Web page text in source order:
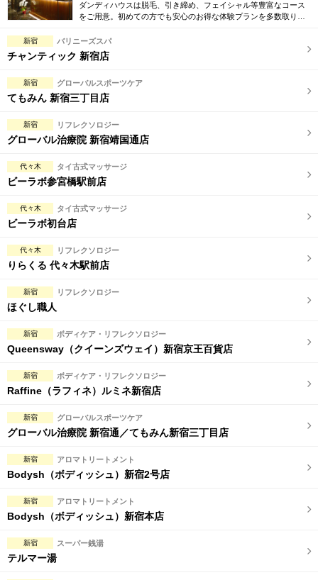
ダンディハウスは脱毛、引き締め、フェイシャル等豊富なコース
をご用意。初めての方でも安心のお得な体験プランを多数取り揃
った確かな技術がございます。
新宿 バリニーズスパ
チャンティック 新宿店
新宿 グローバルスポーツケア
てもみん 新宿三丁目店
新宿 リフレクソロジー
グローバル治療院 新宿靖国通店
代々木 タイ古式マッサージ
ビーラボ参宮橋駅前店
代々木 タイ古式マッサージ
ビーラボ初台店
代々木 リフレクソロジー
りらくる 代々木駅前店
新宿 リフレクソロジー
ほぐし職人
新宿 ボディケア・リフレクソロジー
Queensway（クイーンズウェイ）新宿京王百貨店
新宿 ボディケア・リフレクソロジー
Raffine（ラフィネ）ルミネ新宿店
新宿 グローバルスポーツケア
グローバル治療院 新宿通／てもみん新宿三丁目店
新宿 アロマトリートメント
Bodysh（ボディッシュ）新宿2号店
新宿 アロマトリートメント
Bodysh（ボディッシュ）新宿本店
新宿 スーパー銭湯
テルマー湯